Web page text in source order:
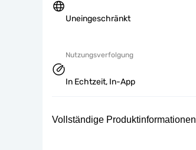
Uneingeschränkt
Nutzungsverfolgung
In Echtzeit, In-App
Vollständige Produktinformationen